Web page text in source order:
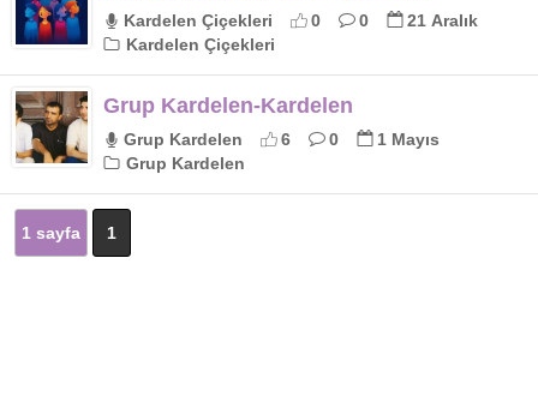
Kardelen Çiçekleri 0 0
21 Aralık
Kardelen Çiçekleri
Grup Kardelen-Kardelen
Grup Kardelen 6 0
1 Mayıs
Grup Kardelen
1 sayfa 1